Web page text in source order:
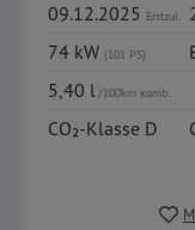
09.12.2025 Erstzul.
74 kW (101 PS)
5,40 l/100km komb.
CO₂-Klasse D